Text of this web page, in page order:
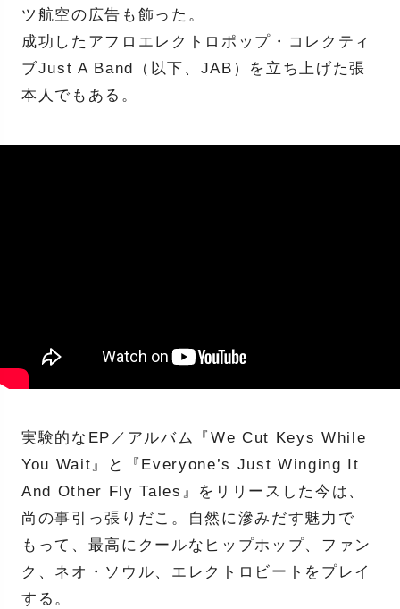
ツ航空の広告も飾った。
成功したアフロエレクトロポップ・コレクティ
ブJust A Band（以下、JAB）を立ち上げた張
本人でもある。
実験的なEP／アルバム『We Cut Keys While
You Wait』と『Everyone’s Just Winging It
And Other Fly Tales』をリリースした今は、
尚の事引っ張りだこ。自然に滲みだす魅力で
もって、最高にクールなヒップホップ、ファン
ク、ネオ・ソウル、エレクトロビートをプレイ
する。